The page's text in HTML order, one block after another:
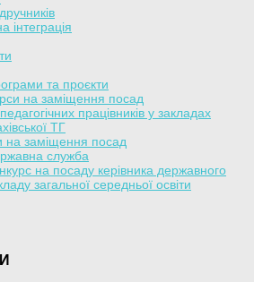
інтеграція
та проєкти
на заміщення посад
працівників у закладах
ТГ
на заміщення посад
служба
на посаду керівника державного
загальної середньої освіти